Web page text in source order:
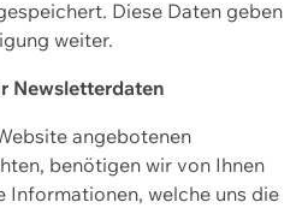
Diese Daten geben
weiter.
Newsletterdaten
angebotenen
benötigen wir von Ihnen
Informationen, welche uns die